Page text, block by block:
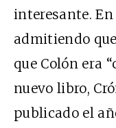
interesante.
admitiendo
que Colón era
nuevo libro,
publicado el